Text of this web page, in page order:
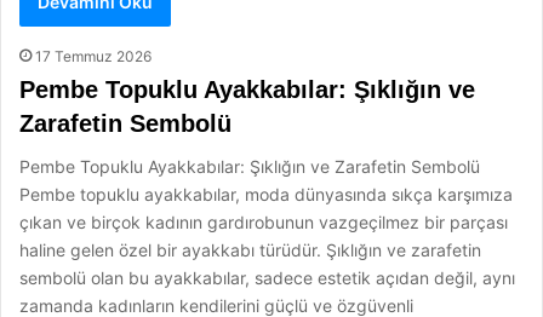
17 Temmuz 2026
Pembe Topuklu Ayakkabılar: Şıklığın ve
Zarafetin Sembolü
Pembe Topuklu Ayakkabılar: Şıklığın ve Zarafetin Sembolü
Pembe topuklu ayakkabılar, moda dünyasında sıkça karşımıza
çıkan ve birçok kadının gardırobunun vazgeçilmez bir parçası
haline gelen özel bir ayakkabı türüdür. Şıklığın ve zarafetin
sembolü olan bu ayakkabılar, sadece estetik açıdan değil, aynı
zamanda kadınların kendilerini güçlü ve özgüvenli